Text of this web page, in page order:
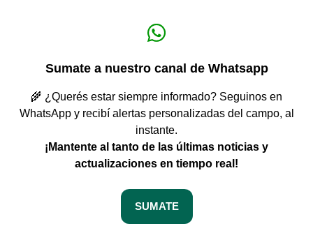
Sumate a nuestro canal de Whatsapp
🌾 ¿Querés estar siempre informado? Seguinos en
WhatsApp y recibí alertas personalizadas del campo, al
instante.
¡Mantente al tanto de las últimas noticias y
actualizaciones en tiempo real!
SUMATE